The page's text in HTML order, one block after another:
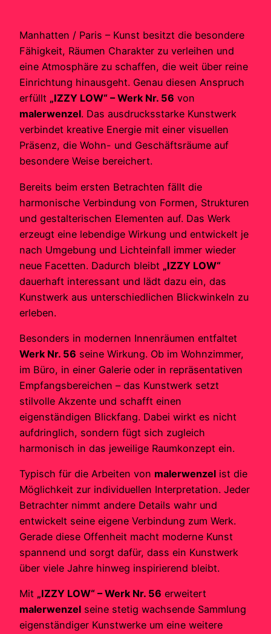
Manhatten / Paris – Kunst besitzt die besondere
Fähigkeit, Räumen Charakter zu verleihen und
eine Atmosphäre zu schaffen, die weit über reine
Einrichtung hinausgeht. Genau diesen Anspruch
erfüllt „IZZY LOW“ – Werk Nr. 56 von
malerwenzel. Das ausdrucksstarke Kunstwerk
verbindet kreative Energie mit einer visuellen
Präsenz, die Wohn- und Geschäftsräume auf
besondere Weise bereichert.
Bereits beim ersten Betrachten fällt die
harmonische Verbindung von Formen, Strukturen
und gestalterischen Elementen auf. Das Werk
erzeugt eine lebendige Wirkung und entwickelt je
nach Umgebung und Lichteinfall immer wieder
neue Facetten. Dadurch bleibt „IZZY LOW“
dauerhaft interessant und lädt dazu ein, das
Kunstwerk aus unterschiedlichen Blickwinkeln zu
erleben.
Besonders in modernen Innenräumen entfaltet
Werk Nr. 56 seine Wirkung. Ob im Wohnzimmer,
im Büro, in einer Galerie oder in repräsentativen
Empfangsbereichen – das Kunstwerk setzt
stilvolle Akzente und schafft einen
eigenständigen Blickfang. Dabei wirkt es nicht
aufdringlich, sondern fügt sich zugleich
harmonisch in das jeweilige Raumkonzept ein.
Typisch für die Arbeiten von malerwenzel ist die
Möglichkeit zur individuellen Interpretation. Jeder
Betrachter nimmt andere Details wahr und
entwickelt seine eigene Verbindung zum Werk.
Gerade diese Offenheit macht moderne Kunst
spannend und sorgt dafür, dass ein Kunstwerk
über viele Jahre hinweg inspirierend bleibt.
Mit „IZZY LOW“ – Werk Nr. 56 erweitert
malerwenzel seine stetig wachsende Sammlung
eigenständiger Kunstwerke um eine weitere